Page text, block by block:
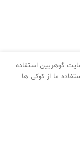
گوهربین استفاده
ما از کوکی ها